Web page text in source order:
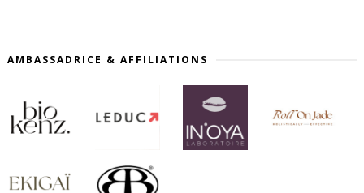
AMBASSADRICE & AFFILIATIONS